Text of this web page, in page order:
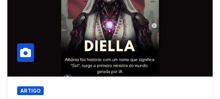
ARTIGO